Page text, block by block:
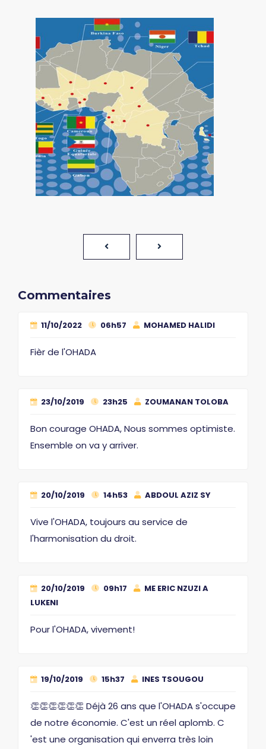
Commentaires
11/10/2022 06h57 MOHAMED HALIDI
Fièr de l'OHADA
23/10/2019 23h25 ZOUMANAN TOLOBA
Bon courage OHADA, Nous sommes optimiste.
Ensemble on va y arriver.
20/10/2019 14h53 ABDOUL AZIZ SY
Vive l'OHADA, toujours au service de
l'harmonisation du droit.
20/10/2019 09h17
ME ERIC NZUZI A
LUKENI
Pour l'OHADA, vivement!
19/10/2019 15h37 INES TSOUGOU
👏👏👏👏👏👏 Déjà 26 ans que l'OHADA s'occupe
de notre économie. C'est un réel aplomb. C
'est une organisation qui enverra très loin